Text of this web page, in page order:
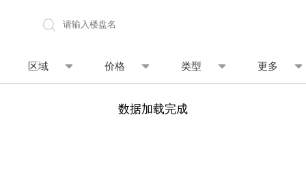
区域 价格 类型 更多
数据加载完成